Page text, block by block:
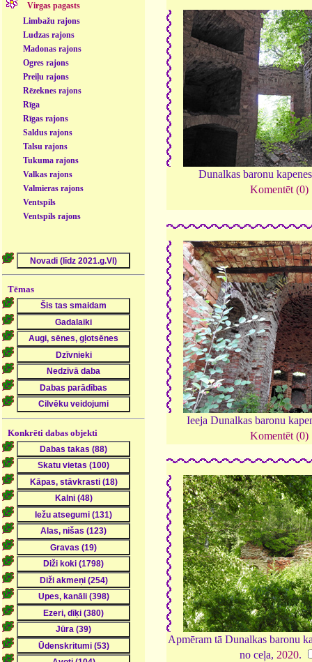
Virgas pagasts
Limbažu rajons
Ludzas rajons
Madonas rajons
Ogres rajons
Preiļu rajons
Rēzeknes rajons
Rīga
Rīgas rajons
Saldus rajons
Talsu rajons
Tukuma rajons
Valkas rajons
Valmieras rajons
Ventspils
Ventspils rajons
Tēmas
Konkrēti dabas objekti
Dunalkas baronu
Komentēt (0)
Ieeja Dunalkas baronu
Komentēt (0)
Apmēram tā Dunalkas baronu
no ceļa, 2020.